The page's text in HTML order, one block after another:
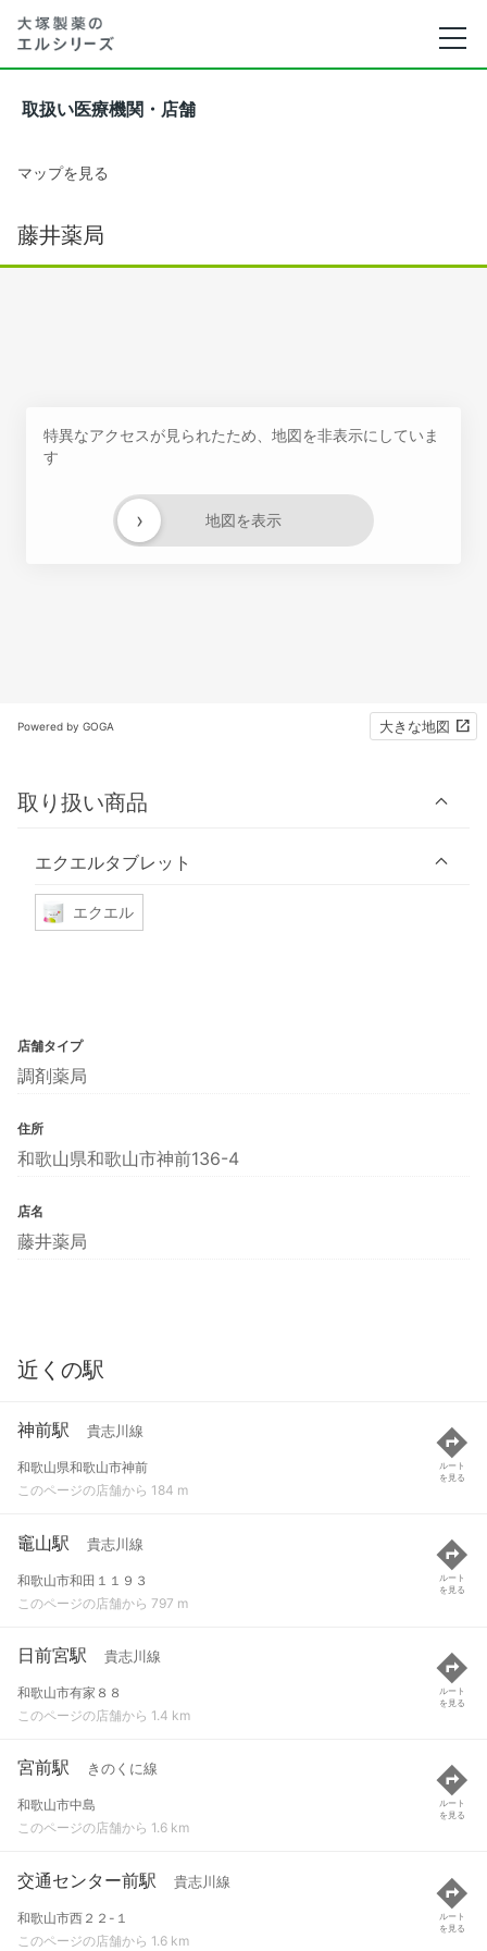
取扱い医療機関・店舗
マップを見る
藤井薬局
特異なアクセスが見られたため、地図を非表示にしていま
す
地図を表示
›
Powered by GOGA 大きな地図
取り扱い商品
エクエルタブレット
エクエル
店舗タイプ
調剤薬局
住所
和歌山県和歌山市神前136-4
店名
藤井薬局
近くの駅
神前駅 貴志川線
和歌山県和歌山市神前
このページの店舗から 184 m
ルート
を見る
竈山駅 貴志川線
和歌山市和田１１９３
このページの店舗から 797 m
ルート
を見る
日前宮駅 貴志川線
和歌山市有家８８
このページの店舗から 1.4 km
ルート
を見る
宮前駅 きのくに線
和歌山市中島
このページの店舗から 1.6 km
ルート
を見る
交通センター前駅 貴志川線
和歌山市西２２-１
このページの店舗から 1.6 km
ルート
を見る